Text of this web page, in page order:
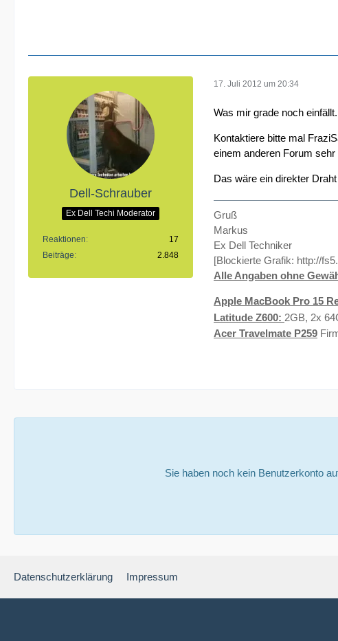
Dell-Schrauber
Ex Dell Techi Moderator
Reaktionen
17
Beiträge
2.848
17. Juli 2012 um 20:34
Was mir grade noch einfällt.
Kontaktiere bitte mal
einem anderen Forum sehr
Das wäre ein direkter
Gruß
Markus
Ex Dell Techniker
[Blockierte Grafik: http://
Alle Angaben ohne
Apple MacBook Pro 15
Latitude Z600: 2GB, 2x
Acer Travelmate P259
Sie haben noch kein Benutzerkonto
Datenschutzerklärung Impressum